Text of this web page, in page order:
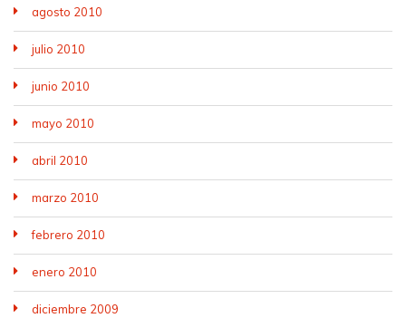
agosto 2010
julio 2010
junio 2010
mayo 2010
abril 2010
marzo 2010
febrero 2010
enero 2010
diciembre 2009